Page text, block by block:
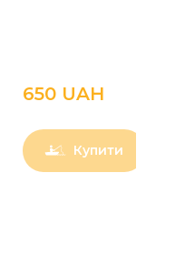
650 UAН
Купити